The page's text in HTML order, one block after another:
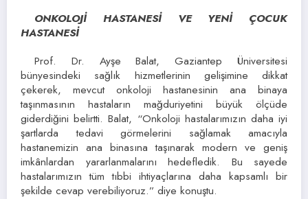
ONKOLOJİ HASTANESİ VE YENİ ÇOCUK
HASTANESİ
Prof. Dr. Ayşe Balat, Gaziantep Üniversitesi
bünyesindeki sağlık hizmetlerinin gelişimine dikkat
çekerek, mevcut onkoloji hastanesinin ana binaya
taşınmasının hastaların mağduriyetini büyük ölçüde
giderdiğini belirtti. Balat, “Onkoloji hastalarımızın daha iyi
şartlarda tedavi görmelerini sağlamak amacıyla
hastanemizin ana binasına taşınarak modern ve geniş
imkânlardan yararlanmalarını hedefledik. Bu sayede
hastalarımızın tüm tıbbi ihtiyaçlarına daha kapsamlı bir
şekilde cevap verebiliyoruz.” diye konuştu.